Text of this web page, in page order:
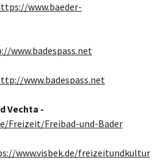
www.baeder-
www.badespass.net
www.badespass.net
Vechta -
Freizeit/Freibad-und-Bader
www.visbek.de/freizeitundkultur